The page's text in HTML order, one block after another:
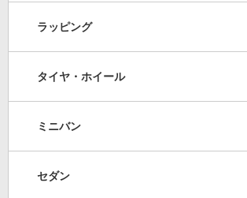
ラッピング
タイヤ・ホイール
ミニバン
セダン